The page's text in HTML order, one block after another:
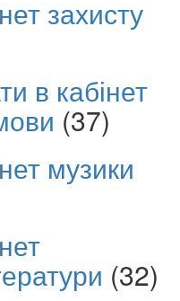
захисту
в кабінет
(37)
музики
(32)